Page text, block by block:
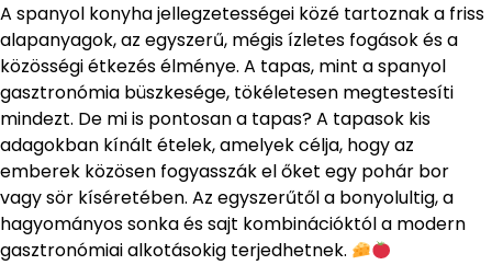
A spanyol konyha jellegzetességei közé tartoznak a friss
alapanyagok, az egyszerű, mégis ízletes fogások és a
közösségi étkezés élménye. A tapas, mint a spanyol
gasztronómia büszkesége, tökéletesen megtestesíti
mindezt. De mi is pontosan a tapas? A tapasok kis
adagokban kínált ételek, amelyek célja, hogy az
emberek közösen fogyasszák el őket egy pohár bor
vagy sör kíséretében. Az egyszerűtől a bonyolultig, a
hagyományos sonka és sajt kombinációktól a modern
gasztronómiai alkotásokig terjedhetnek.